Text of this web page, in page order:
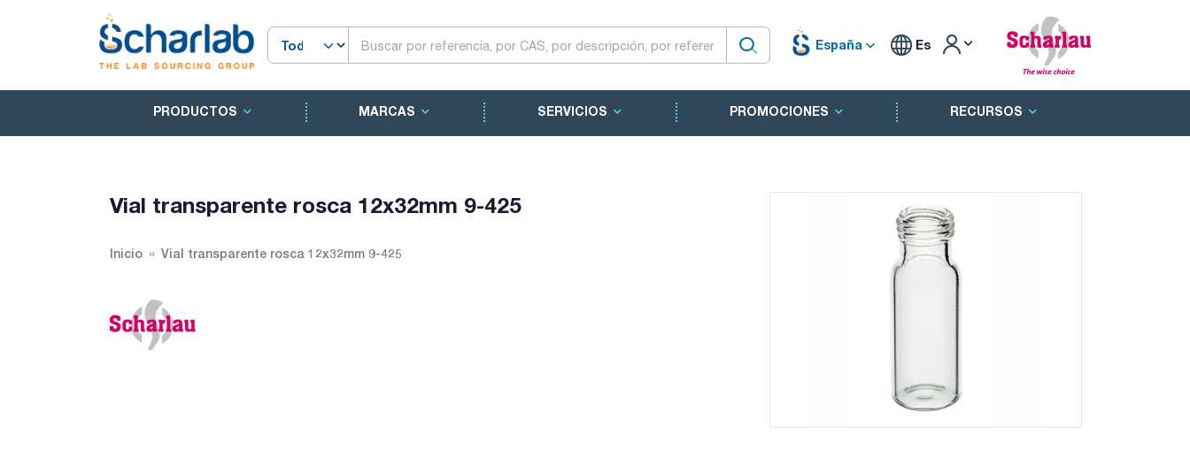
España Es
PRODUCTOS MARCAS SERVICIOS PROMOCIONES RECURSOS
Vial transparente rosca 12x32mm 9-425
Inicio Vial transparente rosca 12x32mm 9-425